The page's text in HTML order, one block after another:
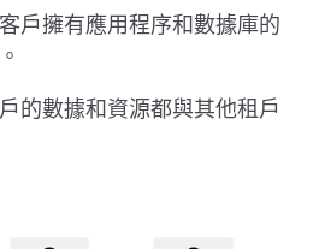
戶擁有應用程序和數據庫的
的數據和資源都與其他租戶